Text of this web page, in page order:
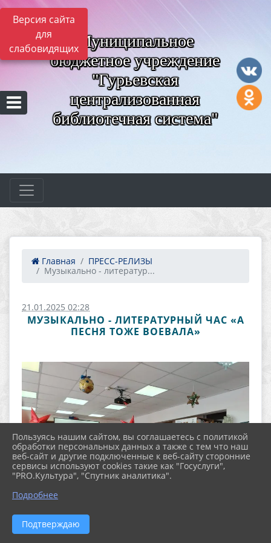
Версия сайта
для
слабовидящих Муниципальное
бюджетное учреждение
"Гурьевская
централизованная
библиотечная система"
Главная
ПРЕСС-РЕЛИЗЫ
Музыкально - литератур...
21.01.2025 02:28
МУЗЫКАЛЬНО - ЛИТЕРАТУРНЫЙ ЧАС «А
ПЕСНЯ ТОЖЕ ВОЕВАЛА»
Пользуясь нашим сайтом, вы соглашаетесь с политикой
обработки персональных данных а также с тем что наш
веб-сайт и другие подключенные к веб-сайту сторонние
сервисы используют cookies такие как "Госуслуги",
"PRO.Культура", "Спутник аналитика".
Подробнее
Подтверждаю